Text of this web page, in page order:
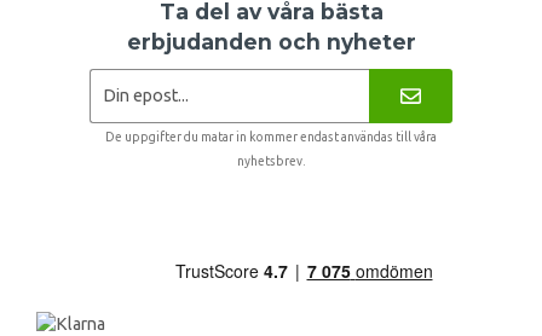
Ta del av våra bästa
erbjudanden och nyheter
De uppgifter du matar in kommer endast användas till våra
nyhetsbrev.